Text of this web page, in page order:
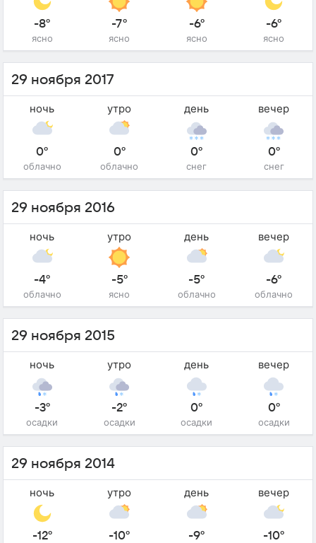
-8°
ясно
-7°
ясно
-6°
ясно
-6°
ясно
29 ноября 2017
ночь
0°
облачно
утро
0°
облачно
день
0°
снег
вечер
0°
снег
29 ноября 2016
ночь
-4°
облачно
утро
-5°
ясно
день
-5°
облачно
вечер
-6°
облачно
29 ноября 2015
ночь
-3°
осадки
утро
-2°
осадки
день
0°
осадки
вечер
0°
осадки
29 ноября 2014
ночь
-12°
утро
-10°
день
-9°
вечер
-10°